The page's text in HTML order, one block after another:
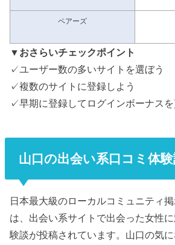
ペアーズ
▼おさらいチェックポイント
✓ユーザー数の多いサイトを選ぼう
✓複数のサイトに登録しよう
✓早期に登録してログインボーナスを
山口の出会い系口コミ体
日本最大級のローカルコミュニティ
は、出会い系サイトで出会った女性
験談が投稿されています。山口の気